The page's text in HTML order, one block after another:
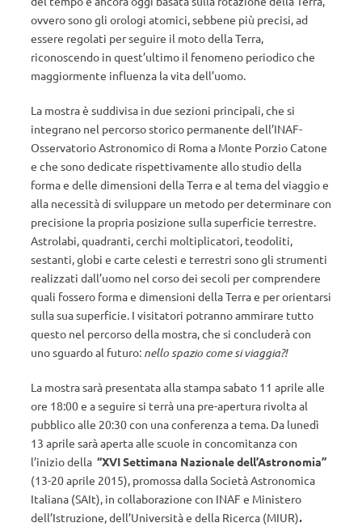
ovvero sono gli orologi atomici, sebbene più precisi, ad
essere regolati per seguire il moto della Terra,
riconoscendo in quest’ultimo il fenomeno periodico che
maggiormente influenza la vita dell’uomo.
La mostra è suddivisa in due sezioni principali, che si
integrano nel percorso storico permanente dell’INAF-
Osservatorio Astronomico di Roma a Monte Porzio Catone
e che sono dedicate rispettivamente allo studio della
forma e delle dimensioni della Terra e al tema del viaggio e
alla necessità di sviluppare un metodo per determinare con
precisione la propria posizione sulla superficie terrestre.
Astrolabi, quadranti, cerchi moltiplicatori, teodoliti,
sestanti, globi e carte celesti e terrestri sono gli strumenti
realizzati dall’uomo nel corso dei secoli per comprendere
quali fossero forma e dimensioni della Terra e per orientarsi
sulla sua superficie. I visitatori potranno ammirare tutto
questo nel percorso della mostra, che si concluderà con
uno sguardo al futuro: nello spazio come si viaggia?!
La mostra sarà presentata alla stampa sabato 11 aprile alle
ore 18:00 e a seguire si terrà una pre-apertura rivolta al
pubblico alle 20:30 con una conferenza a tema. Da lunedì
13 aprile sarà aperta alle scuole in concomitanza con
l’inizio della “XVI Settimana Nazionale dell’Astronomia”
(13-20 aprile 2015), promossa dalla Società Astronomica
Italiana (SAIt), in collaborazione con INAF e Ministero
dell’Istruzione, dell’Università e della Ricerca (MIUR).